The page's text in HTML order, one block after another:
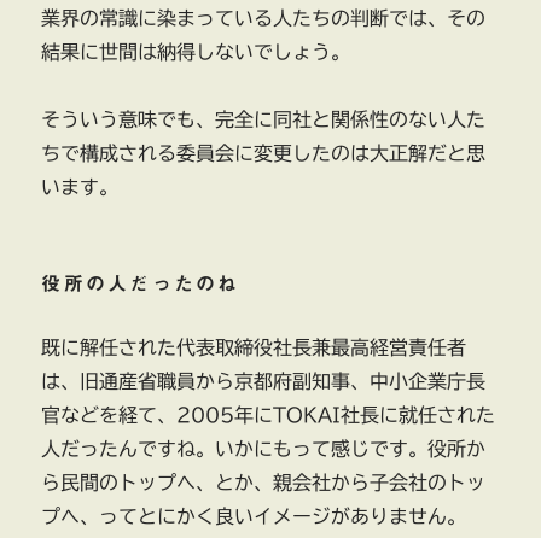
業界の常識に染まっている人たちの判断では、その
結果に世間は納得しないでしょう。
そういう意味でも、完全に同社と関係性のない人た
ちで構成される委員会に変更したのは大正解だと思
います。
役所の人だったのね
既に解任された代表取締役社長兼最高経営責任者
は、旧通産省職員から京都府副知事、中小企業庁長
官などを経て、2005年にTOKAI社長に就任された
人だったんですね。いかにもって感じです。役所か
ら民間のトップへ、とか、親会社から子会社のトッ
プへ、ってとにかく良いイメージがありません。